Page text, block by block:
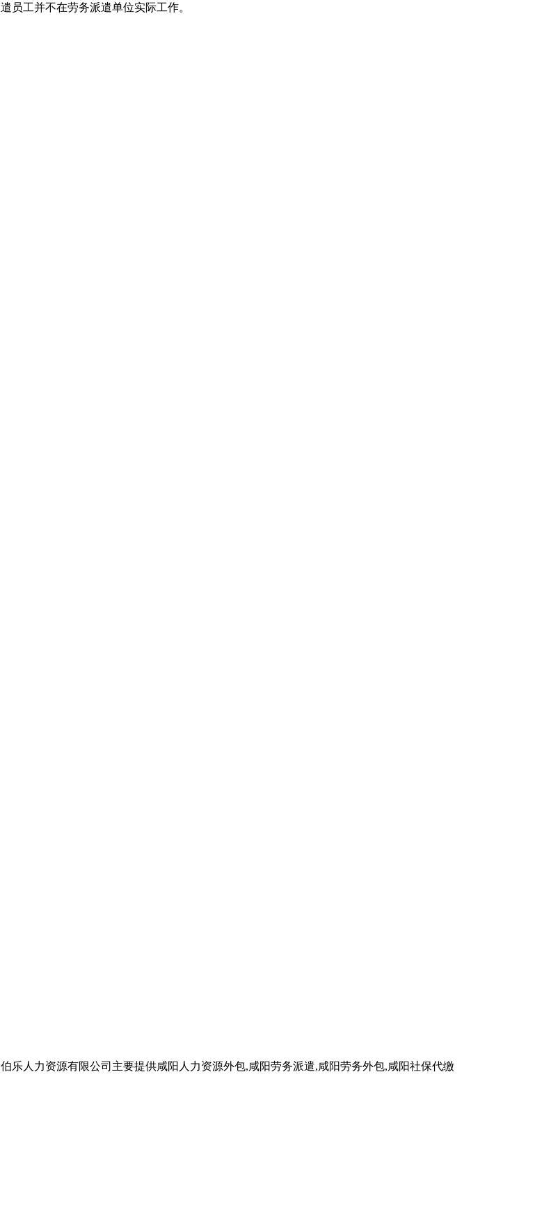
员工并不在劳务派遣单位实际工作。
乐人力资源有限公司主要提供咸阳人力资源外包,咸阳劳务派遣,咸阳劳务外包,咸阳社保代缴